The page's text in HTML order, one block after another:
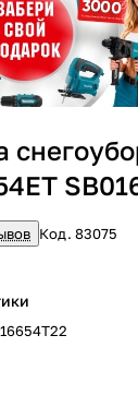
Код.83075